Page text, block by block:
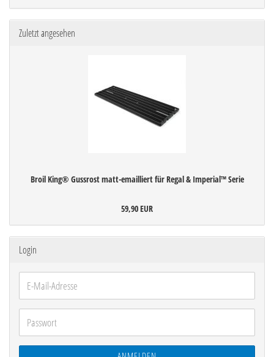
Zuletzt angesehen
Broil King® Gussrost matt-emailliert für Regal & Imperial™ Serie
59,90 EUR
Login
E-
Mail-
Adresse
Passwort